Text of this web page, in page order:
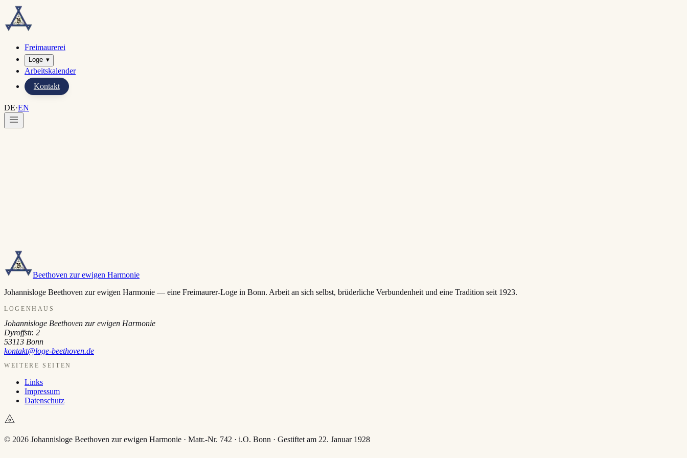
Freimaurerei
Loge ▾
Arbeitskalender
Kontakt
DE·EN
Beethoven zur ewigen Harmonie
Johannisloge Beethoven zur ewigen Harmonie — eine Freimaurer-Loge in Bonn. Arbeit an sich selbst, brüderliche Verbundenheit und eine Tradition seit 1923.
LOGENHAUS
Johannisloge Beethoven zur ewigen Harmonie
Dyroffstr. 2
53113 Bonn
kontakt@loge-beethoven.de
WEITERE SEITEN
Links
Impressum
Datenschutz
© 2026 Johannisloge Beethoven zur ewigen Harmonie · Matr.-Nr. 742 · i.O. Bonn · Gestiftet am 22. Januar 1928